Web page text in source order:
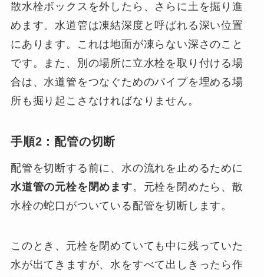
散水栓ボックスを外したら、さらに土を掘り進
めます。水道管は凍結深度と呼ばれる深い位置
にあります。これは地面が凍らない深さのこと
です。また、別の場所に立水栓を取り付ける場
合は、水道管をつなぐためのパイプを埋める場
所も掘り起こさなければなりません。
手順2：配管の切断
配管を切断する前に、水の流れを止めるために
水道管の元栓を閉めます。元栓を閉めたら、散
水栓の蛇口がついている配管を切断します。
このとき、元栓を閉めていても中に残っていた
水が出てきますが、水をすべて出しきったら作